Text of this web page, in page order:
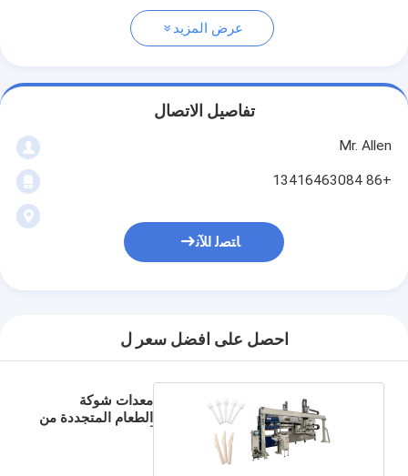
عرض المزيد
تفاصيل الاتصال
Mr. Allen
+86 13416463084
ﺎﺘﺼﻟ ﺍﻶﻧ
احصل على افضل سعر ل
معدات شوكة
الطعام المتجددة من